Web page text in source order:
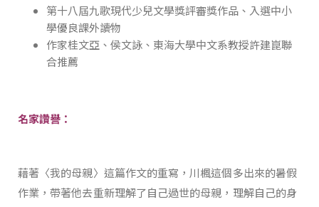
第十八屆九歌現代少兒文學獎評審獎作品、入選中小
學優良課外讀物
作家桂文亞、侯文詠、東海大學中文系教授許建崑聯
合推薦
名家讚譽：
藉著〈我的母親〉這篇作文的重寫，川楓這個多出來的暑假
作業，帶著他去重新理解了自己過世的母親，理解自己的身